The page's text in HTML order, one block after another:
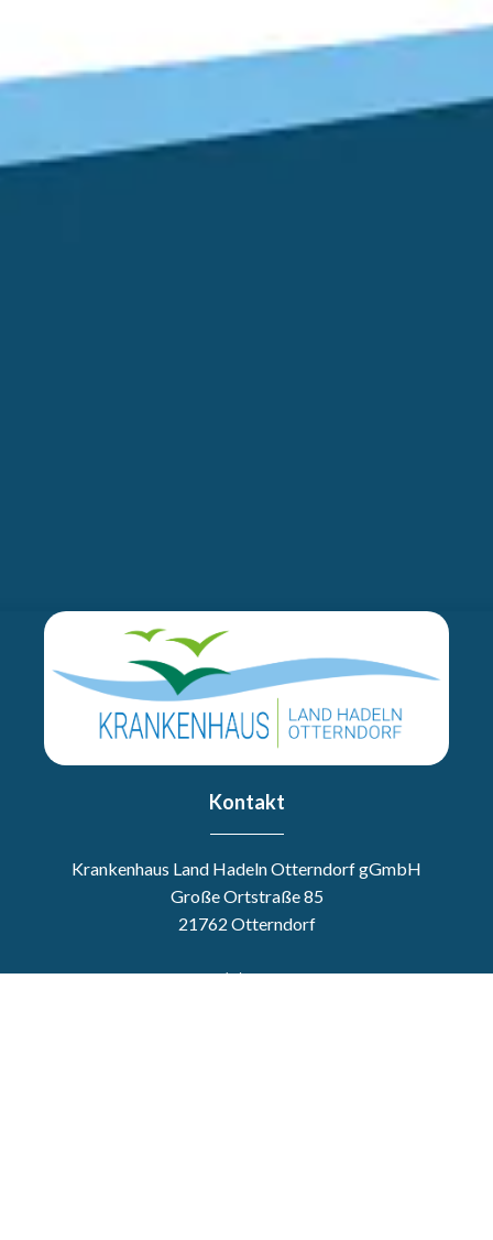
Kontakt
Krankenhaus Land Hadeln Otterndorf gGmbH
Große Ortstraße 85
21762 Otterndorf
Tel. +49 (0)4751 908-0